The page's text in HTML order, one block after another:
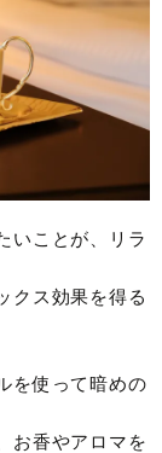
いことが、リラ
クス効果を得る
を使って暗めの
お香やアロマを